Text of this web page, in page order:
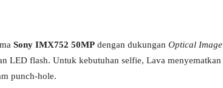
Sony IMX752 50MP dengan dukungan Optical Image
LED flash. Untuk kebutuhan selfie, Lava menyematkan
punch-hole.